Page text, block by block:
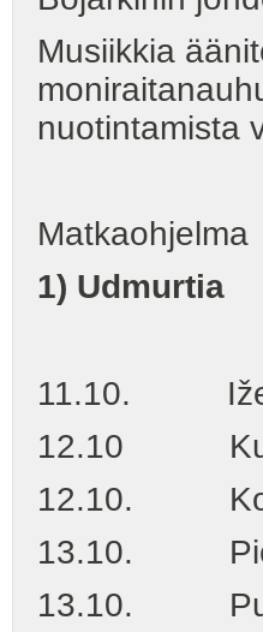
Musiikkia
nuotintamista
Matkaohjelma
1) Udmurtia
11.10.
12.10
12.10.
13.10.
13.10.